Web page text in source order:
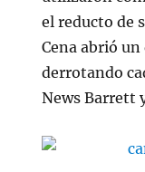
el reducto de
Cena abrió
derrotando
News Barrett